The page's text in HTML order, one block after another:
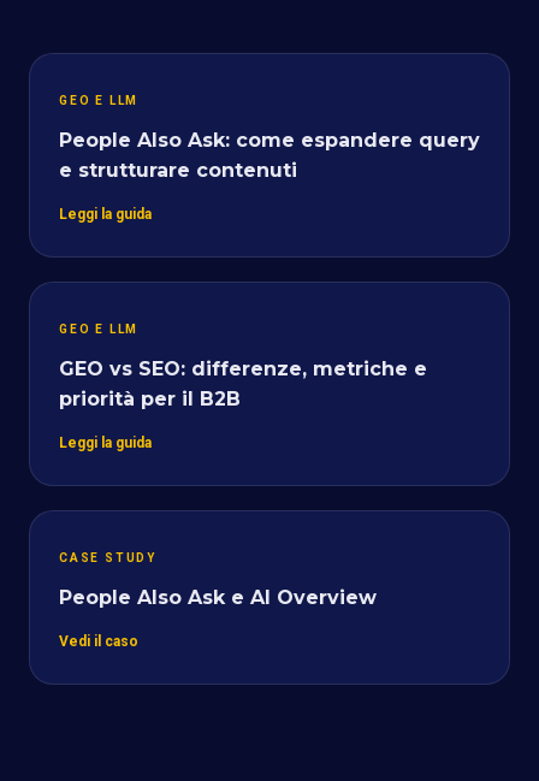
GEO E LLM
People Also Ask: come espandere query
e strutturare contenuti
Leggi la guida
GEO E LLM
GEO vs SEO: differenze, metriche e
priorità per il B2B
Leggi la guida
CASE STUDY
People Also Ask e AI Overview
Vedi il caso